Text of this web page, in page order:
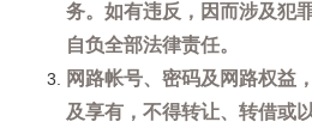
务。如有违反，因而涉及犯
自负全部法律责任。
网路帐号、密码及网路权益
及享有，不得转让、转借或